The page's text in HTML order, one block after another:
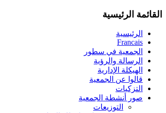
القائمة الرئيسية
الرئيسية
Francais
الجمعية في سطور
الرسالة والرؤية
الهيكلة الإدارية
قالوا عن الجمعية
التزكيات
صور أنشطة الجمعية
التوزيعات